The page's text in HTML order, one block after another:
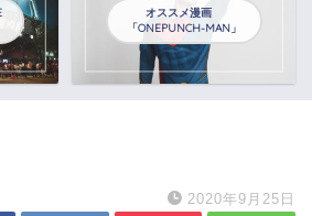
オススメ漫画
「ONEPUNCH-MAN」
2020年9月25日